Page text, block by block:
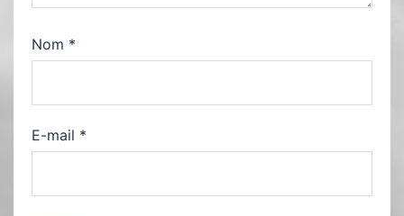
Nom *
E-mail *